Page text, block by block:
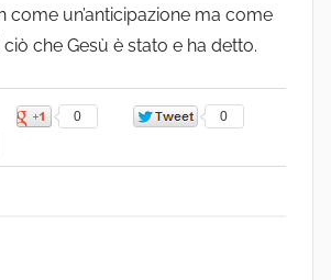
come un’anticipazione ma come
che Gesù è stato e ha detto.
0
0